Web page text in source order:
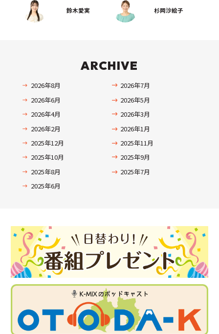
鈴木愛実 杉岡沙絵子
ARCHIVE
2026年8月
2026年7月
2026年6月
2026年5月
2026年4月
2026年3月
2026年2月
2026年1月
2025年12月
2025年11月
2025年10月
2025年9月
2025年8月
2025年7月
2025年6月